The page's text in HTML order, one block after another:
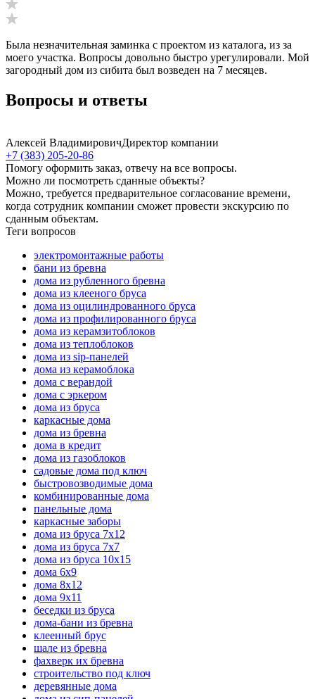
Была незначительная заминка с проектом из каталога, из за
моего участка. Вопросы довольно быстро урегулировали. Мой
загородный дом из сибита был возведен на 7 месяцев.
Вопросы и ответы
Алексей ВладимировичДиректор компании
+7 (383) 205-20-86
Помогу оформить заказ, отвечу на все вопросы.
Можно ли посмотреть сданные объекты?
Можно, требуется предварительное согласование времени,
когда сотрудник компании сможет провести экскурсию по
сданным объектам.
Теги вопросов
электромонтажные работы
бани из бревна
дома из рубленного бревна
дома из клееного бруса
дома из оцилиндрованного бруса
дома из профилированного бруса
дома из керамзитоблоков
дома из теплоблоков
дома из sip-панелей
дома из керамоблока
дома с верандой
дома с эркером
дома из бруса
каркасные дома
дома из бревна
дома в кредит
дома из газоблоков
садовые дома под ключ
быстровозводимые дома
комбинированные дома
панельные дома
каркасные заборы
дома из бруса 7х12
дома из бруса 7х7
дома из бруса 10х15
дома 6х9
дома 8x12
дома 9х11
беседки из бруса
дома-бани из бревна
клеенный брус
шале из бревна
фахверк их бревна
строительство под ключ
деревянные дома